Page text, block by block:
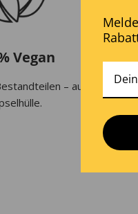
Vegan
– auch in der